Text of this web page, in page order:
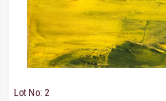
Lot No: 2